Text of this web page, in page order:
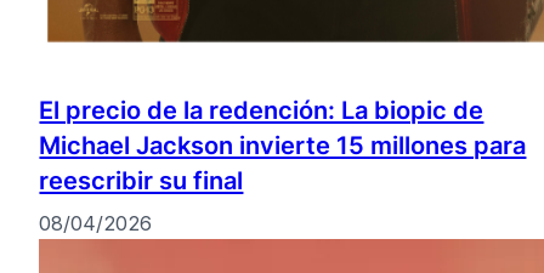
El precio de la redención: La biopic de
Michael Jackson invierte 15 millones para
reescribir su final
08/04/2026